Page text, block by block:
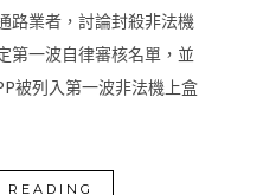
路業者，討論封殺非法機
第一波自律審核名單，並
被列入第一波非法機上盒
READING